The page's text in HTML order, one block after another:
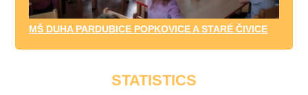
MŠ DUHA PARDUBICE POPKOVICE A STARÉ ČIVICE
STATISTICS